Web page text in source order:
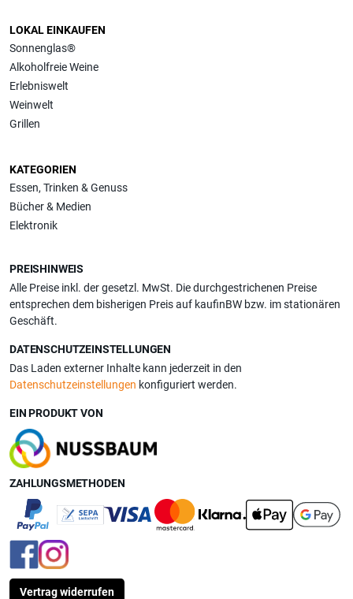
LOKAL EINKAUFEN
Sonnenglas®
Alkoholfreie Weine
Erlebniswelt
Weinwelt
Grillen
KATEGORIEN
Essen, Trinken & Genuss
Bücher & Medien
Elektronik
PREISHINWEIS
Alle Preise inkl. der gesetzl. MwSt. Die durchgestrichenen Preise
entsprechen dem bisherigen Preis auf kaufinBW bzw. im stationären
Geschäft.
DATENSCHUTZEINSTELLUNGEN
Das Laden externer Inhalte kann jederzeit in den
Datenschutzeinstellungen konfiguriert werden.
EIN PRODUKT VON
ZAHLUNGSMETHODEN
Vertrag widerrufen